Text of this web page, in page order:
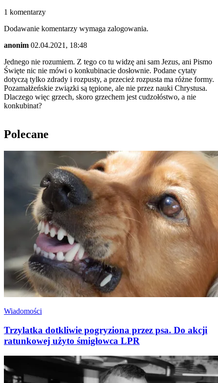
1 komentarzy
Dodawanie komentarzy wymaga zalogowania.
anonim 02.04.2021, 18:48
Jednego nie rozumiem. Z tego co tu widzę ani sam Jezus, ani Pismo
Święte nic nie mówi o konkubinacie dosłownie. Podane cytaty
dotyczą tylko zdrady i rozpusty, a przecież rozpusta ma różne formy.
Pozamałżeńskie związki są tępione, ale nie przez nauki Chrystusa.
Dlaczego więc grzech, skoro grzechem jest cudzołóstwo, a nie
konkubinat?
Polecane
Wiadomości
Trzylatka dotkliwie pogryziona przez psa. Do akcji
ratunkowej użyto śmigłowca LPR